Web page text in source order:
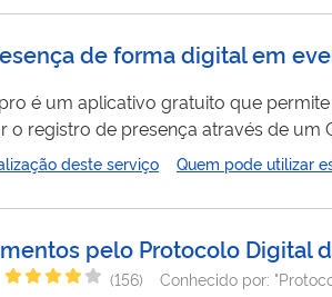
de forma digital em
através de um QR Code. Assim, elimina-se a necessidade do preenchimento manual de
deste serviço Quem pode utilizar
pelo Protocolo Digital
(156) Conhecido por: